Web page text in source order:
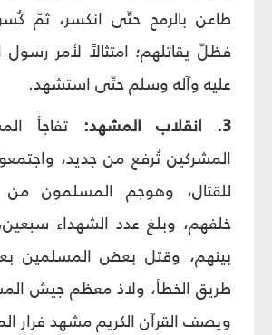
طاعن بالرمح حتّى انكسر، ثمّ
فظلّ يقاتلهم؛ امتثالاً لأمر
عليه وآله وسلم حتّى استشهد.
3. انقلاب المشهد:
تفاجأ
المشركين تُرفع من جديد،
للقتال، وهوجم المسلمون
خلفهم، وبلغ عدد الشهداء
بينهم، وقتل بعض المسلمين
طريق الخطأ، ولاذ معظم جيش
ويصف القرآن الكريم مشهد فرار